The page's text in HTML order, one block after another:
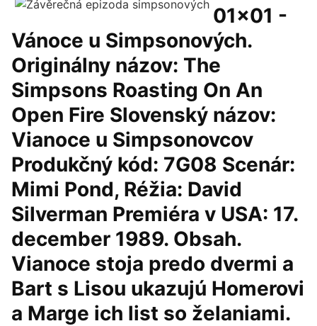
01x01 -
Vánoce u Simpsonových.
Originálny názov: The
Simpsons Roasting On An
Open Fire Slovenský názov:
Vianoce u Simpsonovcov
Produkčný kód: 7G08 Scenár:
Mimi Pond, Réžia: David
Silverman Premiéra v USA: 17.
december 1989. Obsah.
Vianoce stoja predo dvermi a
Bart s Lisou ukazujú Homerovi
a Marge ich list so želaniami.